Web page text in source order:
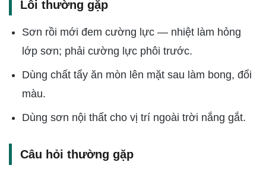
Lỗi thường gặp
Sơn rồi mới đem cường lực — nhiệt làm hỏng
lớp sơn; phải cường lực phôi trước.
Dùng chất tẩy ăn mòn lên mặt sau làm bong, đổi
màu.
Dùng sơn nội thất cho vị trí ngoài trời nắng gắt.
Câu hỏi thường gặp